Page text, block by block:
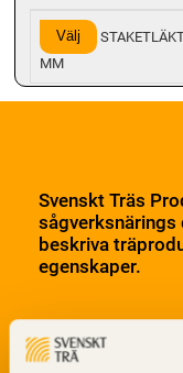
Välj
MM
Svenskt Träs
beskriva
egenskaper.
Dela på